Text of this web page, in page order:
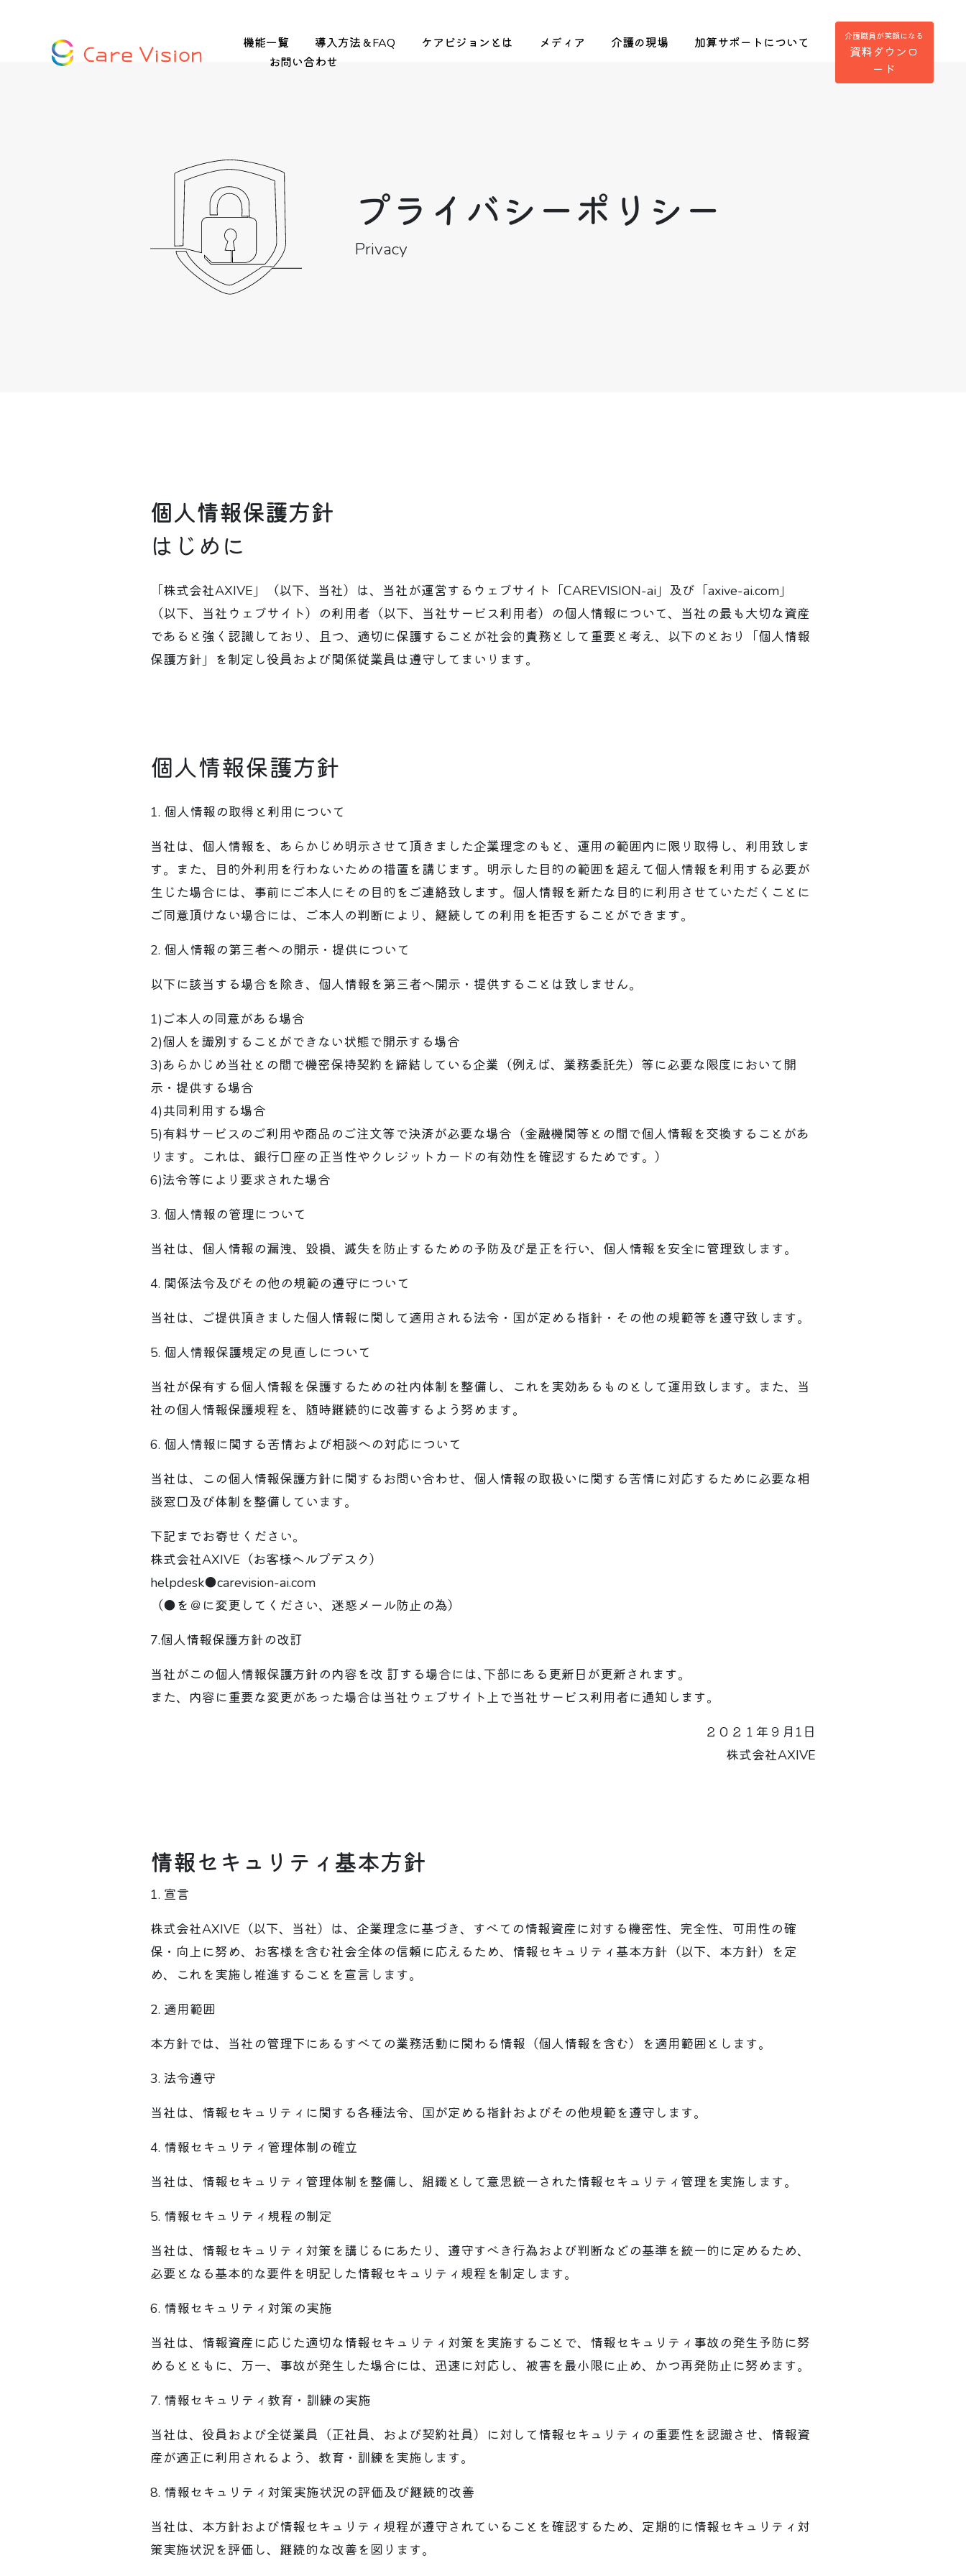
機能一覧 導入方法＆FAQ ケアビジョンとは メディア 介護の現場
加算サポートについて
お問い合わせ
介護職員が笑顔になる
資料ダウンロ
ード
プライバシーポリシー
Privacy
個人情報保護方針
はじめに
「株式会社AXIVE」（以下、当社）は、当社が運営するウェブサイト「CAREVISION-ai」及び「axive-ai.com」
（以下、当社ウェブサイト）の利用者（以下、当社サービス利用者）の個人情報について、当社の最も大切な資産
であると強く認識しており、且つ、適切に保護することが社会的責務として重要と考え、以下のとおり「個人情報
保護方針」を制定し役員および関係従業員は遵守してまいります。
個人情報保護方針
1. 個人情報の取得と利用について
当社は、個人情報を、あらかじめ明示させて頂きました企業理念のもと、運用の範囲内に限り取得し、利用致しま
す。また、目的外利用を行わないための措置を講じます。明示した目的の範囲を超えて個人情報を利用する必要が
生じた場合には、事前にご本人にその目的をご連絡致します。個人情報を新たな目的に利用させていただくことに
ご同意頂けない場合には、ご本人の判断により、継続しての利用を拒否することができます。
2. 個人情報の第三者への開示・提供について
以下に該当する場合を除き、個人情報を第三者へ開示・提供することは致しません。
1)ご本人の同意がある場合
2)個人を識別することができない状態で開示する場合
3)あらかじめ当社との間で機密保持契約を締結している企業（例えば、業務委託先）等に必要な限度において開
示・提供する場合
4)共同利用する場合
5)有料サービスのご利用や商品のご注文等で決済が必要な場合（金融機関等との間で個人情報を交換することがあ
ります。これは、銀行口座の正当性やクレジットカードの有効性を確認するためです。）
6)法令等により要求された場合
3. 個人情報の管理について
当社は、個人情報の漏洩、毀損、滅失を防止するための予防及び是正を行い、個人情報を安全に管理致します。
4. 関係法令及びその他の規範の遵守について
当社は、ご提供頂きました個人情報に関して適用される法令・国が定める指針・その他の規範等を遵守致します。
5. 個人情報保護規定の見直しについて
当社が保有する個人情報を保護するための社内体制を整備し、これを実効あるものとして運用致します。また、当
社の個人情報保護規程を、随時継続的に改善するよう努めます。
6. 個人情報に関する苦情および相談への対応について
当社は、この個人情報保護方針に関するお問い合わせ、個人情報の取扱いに関する苦情に対応するために必要な相
談窓口及び体制を整備しています。
下記までお寄せください。
株式会社AXIVE（お客様ヘルプデスク）
helpdesk●carevision-ai.com
（●を＠に変更してください、迷惑メール防止の為）
7.個人情報保護方針の改訂
当社がこの個人情報保護方針の内容を改 訂する場合には､下部にある更新日が更新されます。
また、内容に重要な変更があった場合は当社ウェブサイト上で当社サービス利用者に通知します。
２０２１年９月1日
株式会社AXIVE
情報セキュリティ基本方針
1. 宣言
株式会社AXIVE（以下、当社）は、企業理念に基づき、すべての情報資産に対する機密性、完全性、可用性の確
保・向上に努め、お客様を含む社会全体の信頼に応えるため、情報セキュリティ基本方針（以下、本方針）を定
め、これを実施し推進することを宣言します。
2. 適用範囲
本方針では、当社の管理下にあるすべての業務活動に関わる情報（個人情報を含む）を適用範囲とします。
3. 法令遵守
当社は、情報セキュリティに関する各種法令、国が定める指針およびその他規範を遵守します。
4. 情報セキュリティ管理体制の確立
当社は、情報セキュリティ管理体制を整備し、組織として意思統一された情報セキュリティ管理を実施します。
5. 情報セキュリティ規程の制定
当社は、情報セキュリティ対策を講じるにあたり、遵守すべき行為および判断などの基準を統一的に定めるため、
必要となる基本的な要件を明記した情報セキュリティ規程を制定します。
6. 情報セキュリティ対策の実施
当社は、情報資産に応じた適切な情報セキュリティ対策を実施することで、情報セキュリティ事故の発生予防に努
めるとともに、万一、事故が発生した場合には、迅速に対応し、被害を最小限に止め、かつ再発防止に努めます。
7. 情報セキュリティ教育・訓練の実施
当社は、役員および全従業員（正社員、および契約社員）に対して情報セキュリティの重要性を認識させ、情報資
産が適正に利用されるよう、教育・訓練を実施します。
8. 情報セキュリティ対策実施状況の評価及び継続的改善
当社は、本方針および情報セキュリティ規程が遵守されていることを確認するため、定期的に情報セキュリティ対
策実施状況を評価し、継続的な改善を図ります。